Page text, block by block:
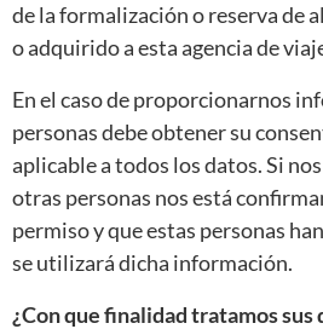
de la formalización o reserva de
o adquirido a esta agencia de
En el caso de proporcionarnos
personas debe obtener su
aplicable a todos los datos. Si
otras personas nos está
permiso y que estas personas
se utilizará dicha información.
¿Con que finalidad tratamos sus